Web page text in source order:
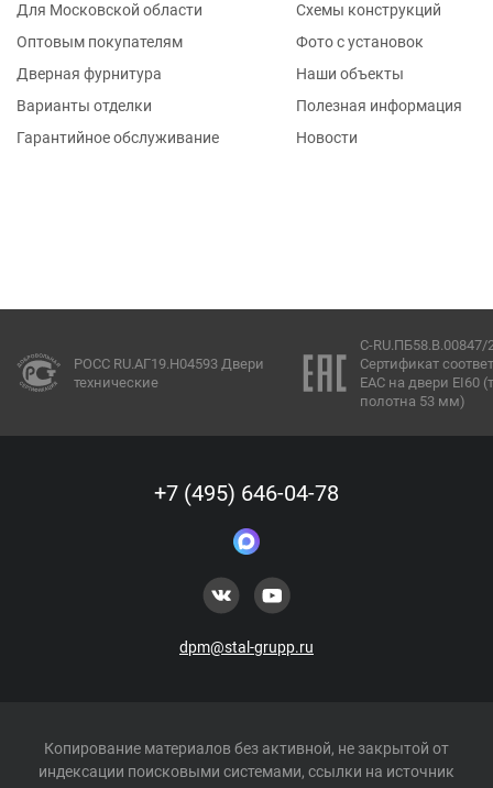
Для Московской области
Оптовым покупателям
Дверная фурнитура
Варианты отделки
Гарантийное обслуживание
Схемы конструкций
Фото с установок
Наши объекты
Полезная информация
Новости
РОСС RU.АГ19.Н04593 Двери
технические
C-RU.ПБ58.В.00847/
Сертификат
ЕАС на двери EI60
полотна 53 мм)
+7 (495) 646-04-78
dpm@stal-grupp.ru
Копирование материалов без активной, не закрытой от
индексации поисковыми системами, ссылки на источник